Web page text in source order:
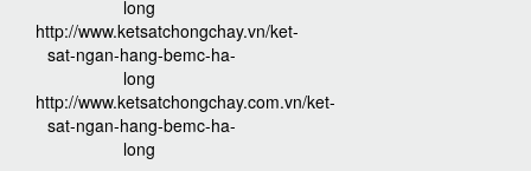
long
http://www.ketsatchongchay.vn/ket-
sat-ngan-hang-bemc-ha-
long
http://www.ketsatchongchay.com.vn/ket-
sat-ngan-hang-bemc-ha-
long